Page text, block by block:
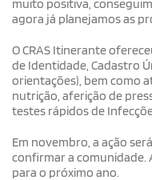
muito positiva,
agora já planejamos as
O CRAS Itinerante
de Identidade, Cadastro
orientações), bem como
nutrição, aferição de
testes rápidos de
Em novembro, a ação
confirmar a comunidade.
para o próximo ano.